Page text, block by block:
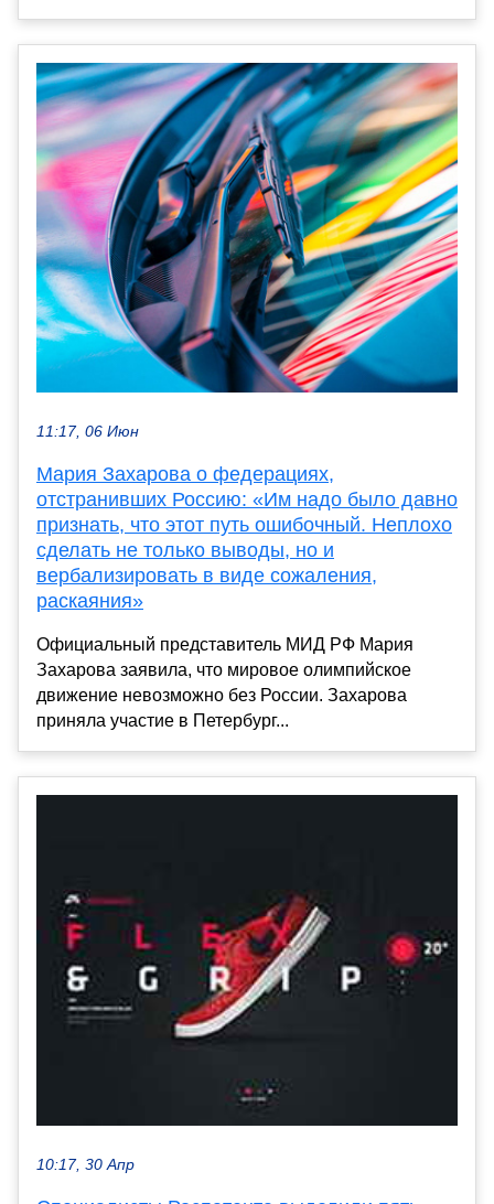
11:17, 06 Июн
Мария Захарова о федерациях,
отстранивших Россию: «Им надо было давно
признать, что этот путь ошибочный. Неплохо
сделать не только выводы, но и
вербализировать в виде сожаления,
раскаяния»
Официальный представитель МИД РФ Мария
Захарова заявила, что мировое олимпийское
движение невозможно без России. Захарова
приняла участие в Петербург...
10:17, 30 Апр